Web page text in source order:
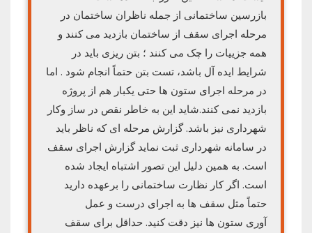
بازرسین ساختمانی از جمله ناظران ساختمان در
مرحله اجرای سقف از ساختمان بازدید می کنند و
همه جزییات را چک می کنند ؛ بتن ریزی باید در
شرایط ایده آل باشد، تست بتن حتماً انجام شود . اما
در مرحله اجرای ستون ها حتی یکبار هم از پروژه
بازدید نمی کنند.شاید این به خاطر نقص در ساز وکار
شهرداری نیز باشد. گزارش مرحله ای که ناظر باید
در سامانه شهرداری ثبت نماید گزارش اجرای سقف
است. به همین دلیل این تصور اشتباه ایجاد شده
است. اگر کار نظارت ساختمانی را برعهده دارید
حتماً مثل سقف ها به اجرای درست و عمل
آوری ستون ها نیز دقت کنید. حداقل برای سقف